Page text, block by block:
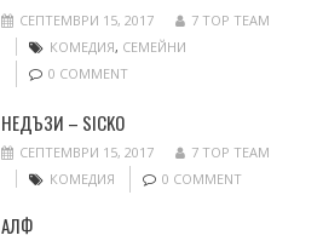
СЕПТЕМВРИ 15, 2017
7 TOP TEAM
КОМЕДИЯ, СЕМЕЙНИ
0 COMMENT
НЕДЪЗИ – SICKO
СЕПТЕМВРИ 15, 2017
7 TOP TEAM
КОМЕДИЯ
0 COMMENT
АЛФ